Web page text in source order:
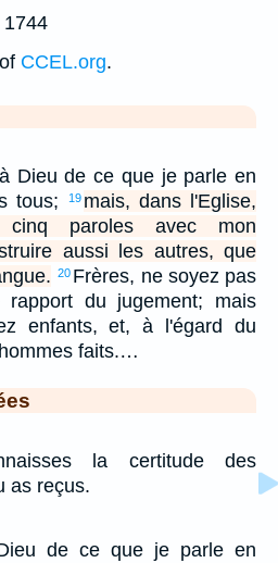
1744
CCEL.org.
Dieu de ce que je parle en
tous;
19 mais, dans l'Eglise,
paroles avec mon
aussi les autres, que
20 Frères, ne soyez pas
du jugement; mais
enfants, et, à l'égard du
faits.…
la certitude des
as reçus.
de ce que je parle en